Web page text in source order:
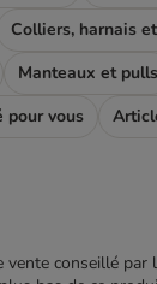
Colliers, harnais
Manteaux et pulls
pour vous
vente conseillé par